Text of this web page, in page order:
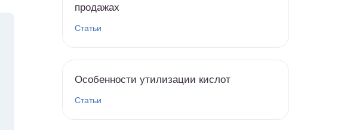
продажах
Статьи
Особенности утилизации кислот
Статьи